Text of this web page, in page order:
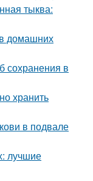
тыква:
домашних
сохранения в
хранить
в подвале
лучшие